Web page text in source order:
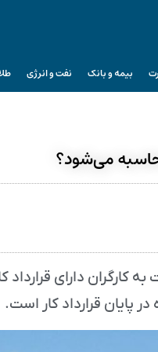
بیمه و بانک نفت و انرژی
می‌شود؟
دارای قرارداد
پایان قرارداد کار است.